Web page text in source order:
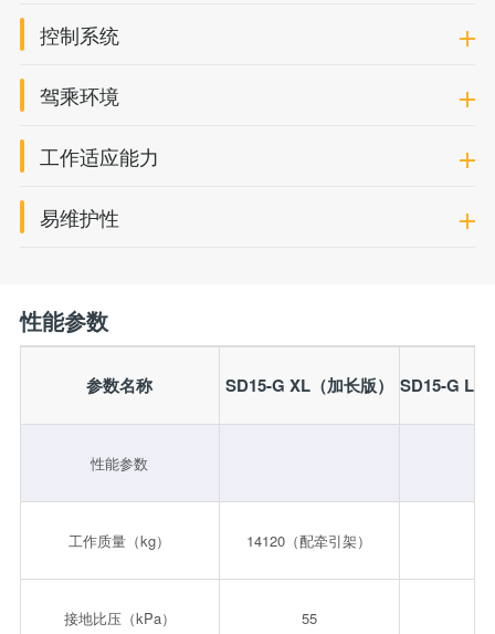
控制系统
驾乘环境
工作适应能力
易维护性
性能参数
参数名称 SD15-G XL（加长版） SD15-G
性能参数
工作质量（kg） 14120（配牵引架）
接地比压（kPa） 55